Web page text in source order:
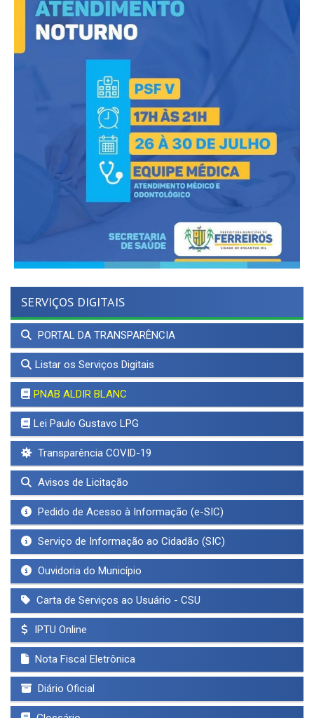
SERVIÇOS DIGITAIS
PORTAL DA TRANSPARÊNCIA
Listar os Serviços Digitais
PNAB ALDIR BLANC
Lei Paulo Gustavo LPG
Transparência COVID-19
Avisos de Licitação
Pedido de Acesso à Informação (e-SIC)
Serviço de Informação ao Cidadão (SIC)
Ouvidoria do Município
Carta de Serviços ao Usuário - CSU
IPTU Online
Nota Fiscal Eletrônica
Diário Oficial